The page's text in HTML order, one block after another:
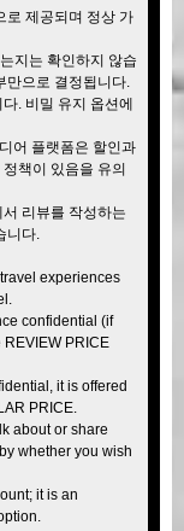
로 제공되며 정상 가
지는 확인하지 않습
만으로 결정됩니다.
. 비밀 유지 옵션에
어 플랫폼은 할인과
책이 있음을 유의
리뷰를 작성하는
니다.
experiences
confidential (if
PRICE
it is offered
PRICE.
about or share
whether you wish
it is an